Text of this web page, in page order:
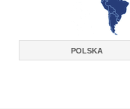
POLSKA